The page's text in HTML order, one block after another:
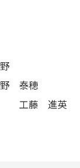
泰穂
ー 工藤 進英